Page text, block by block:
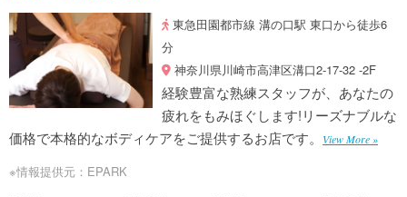
東急田園都市線 溝の口駅 東口から徒歩6
分
神奈川県川崎市高津区溝口2-17-32 -2F
経験豊富な熟練スタッフが、あなたの
疲れをもみほぐします!リーズナブルな
価格で本格的なボディケアをご提供するお店です。
View More »
※情報提供元：EPARK